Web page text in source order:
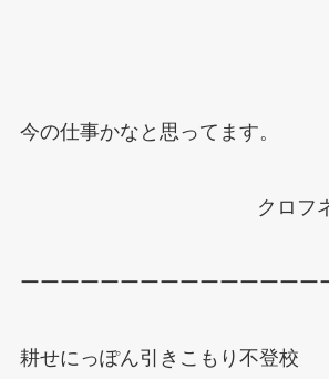
今の仕事かなと思ってます。
クロフ
ーーーーーーーーーーーーーーー
耕せにっぽん引きこもり不登校